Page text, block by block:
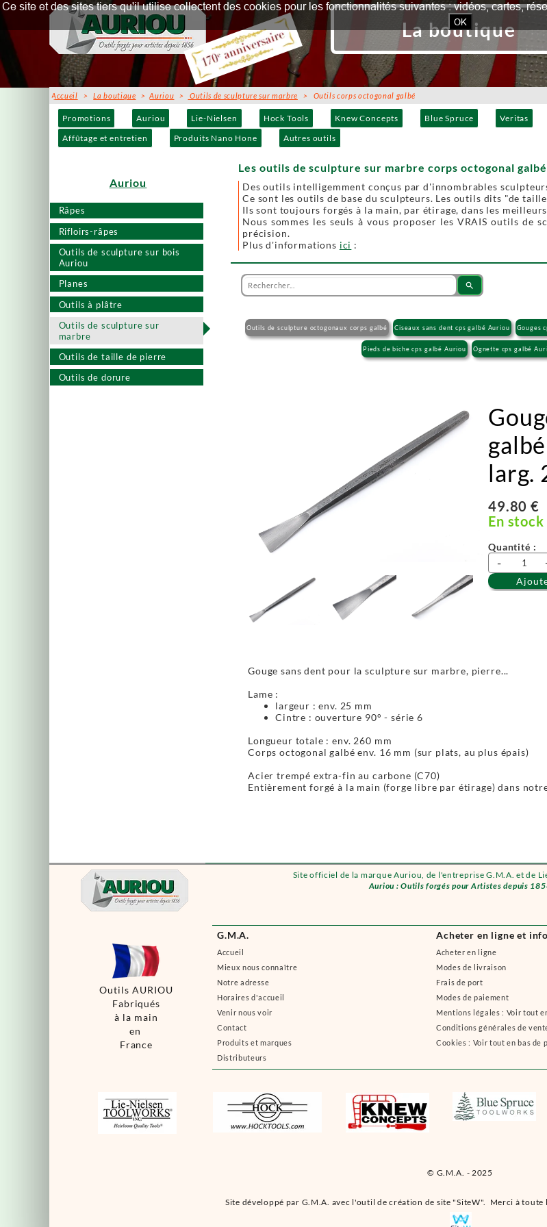
Site officiel de la marque Auriou, de l'entreprise G.M.A. et de
Auriou : Outils forgés pour Artistes depuis
© G.M.A. - 2025
Promotions Auriou Lie-Nielsen Hock Tools Knew Concepts Blue Spruce Veritas
Affûtage et entretien
Produits Nano Hone Autres outils
Râpes
Rifloirs-râpes
Outils de sculpture sur bois
Auriou
Planes
Outils à plâtre
Outils de sculpture sur
marbre
Outils de taille de pierre
Outils de dorure
G.M.A.
Accueil
Mieux nous connaître
Notre adresse
Horaires d'accueil
Venir nous voir
Contact
Produits et marques
Distributeurs
Acheter en ligne et
Acheter en ligne
Modes de livraison
Frais de port
Modes de paiement
Mentions légales : Voir tout
Conditions générales de
Cookies : Voir tout en bas de
Site développé par G.M.A. avec l'outil de création de site "SiteW". Merci à
Outils AURIOU
Fabriqués
à la main
en
France
La boutique
Accueil >La boutique >Auriou > Outils de sculpture sur marbre > Outils corps octogonal galbé
Auriou
Les outils de sculpture sur marbre corps octogonal
Des outils intelligemment conçus par d'innombrables
Ce sont les outils de base du sculpteurs. Les outils dits "de
Ils sont toujours forgés à la main, par étirage, dans les
Nous sommes les seuls à vous proposer les VRAIS outils
précision.
Plus d'informations ici :
search
Outils de sculpture octogonaux corps galbé Ciseaux sans dent cps galbé Auriou Gouges
Pieds de biche cps galbé Auriou Ognette cps galbé
larg.
49.80 €
En stock
Quantité :
-
Gouge sans dent pour la sculpture sur marbre, pierre...
Lame :
largeur : env. 25 mm
Cintre : ouverture 90° - série 6
Longueur totale : env. 260 mm
Corps octogonal galbé env. 16 mm (sur plats, au plus épais)
Acier trempé extra-fin au carbone (C70)
Entièrement forgé à la main (forge libre par étirage) dans
Ce site et des sites tiers qu'il utilise collectent des cookies pour les fonctionnalités suivantes : vidéos, cartes,
OK